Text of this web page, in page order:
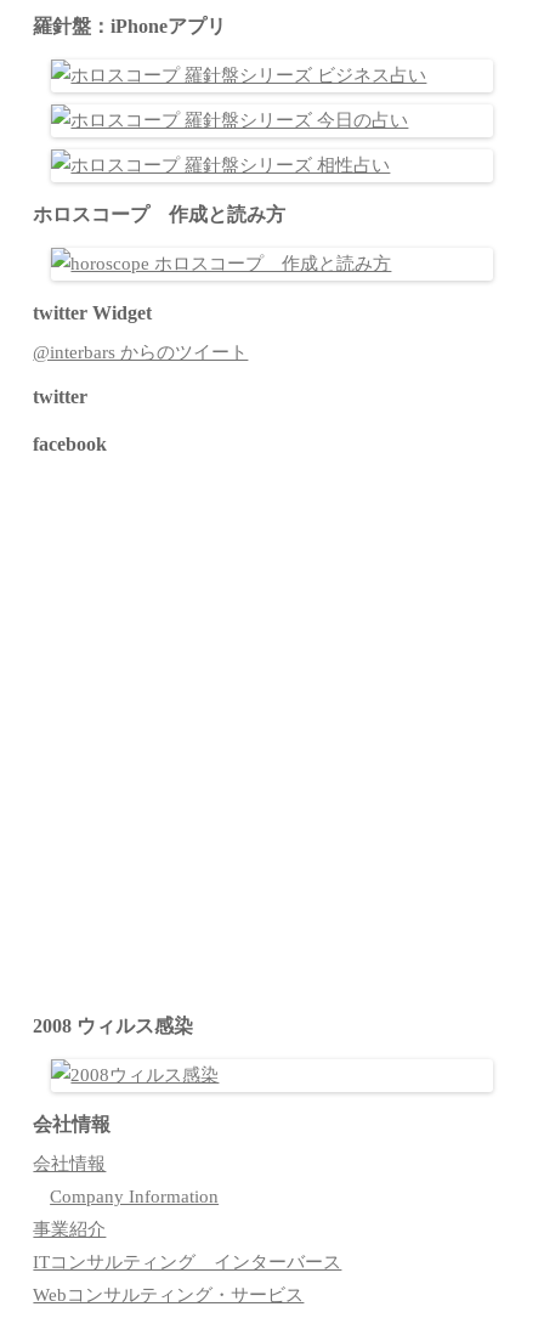
羅針盤：iPhoneアプリ
ホロスコープ 作成と読み方
twitter Widget
@interbars からのツイート
twitter
facebook
2008 ウィルス感染
会社情報
会社情報
Company Information
事業紹介
ITコンサルティング インターバース
Webコンサルティング・サービス